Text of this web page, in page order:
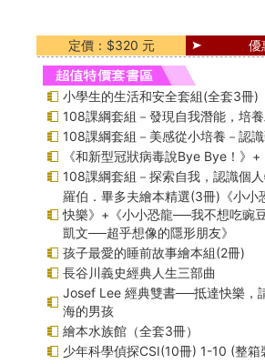
定價：$320 元 優
小學生的生活和安全套組(全套3冊)
108課綱套組－發現自我潛能，培
108課綱套組－美感從小培養－認
《和新型冠狀病毒說Bye Bye！》
108課綱套組－探索自我，認識個
羅伯．畢多夫繪本精選(3冊)《小
快樂》+《小小恐龍──我不想吃豌
凱文──超乎想像的隱形朋友》
孩子最愛的睡前故事繪本組(2冊)
長谷川義史經典人生三部曲
Josef Lee 經典雙書──抵達快樂，
海的男孩
繪本水族館（全套3冊）
少年科學偵探CSI(10冊) 1-10 (整箱